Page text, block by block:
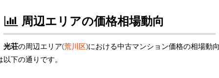
周辺エリアの価格相場動向
光荘の周辺エリア(荒川区)における中古マンション価格の相場動
以下の通りです。